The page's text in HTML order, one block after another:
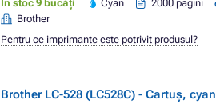
In stoc 9 bucăți Cyan 2000 pagini
Brother
Pentru ce imprimante este potrivit produsul?
Brother LC-528 (LC528C) - Cartuș, cyan